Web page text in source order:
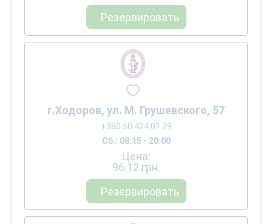
Резервировать
г.Ходоров, ул. М. Грушевского, 57
+380 50 424 01 29
Сб.: 08:15 - 20:00
Цена:
96.12 грн.
Резервировать